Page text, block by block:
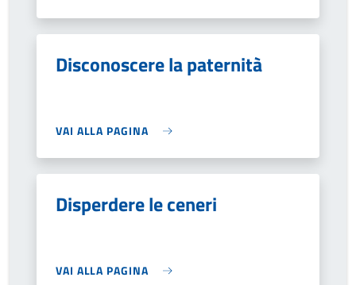
Disconoscere la paternità
VAI ALLA PAGINA
Disperdere le ceneri
VAI ALLA PAGINA